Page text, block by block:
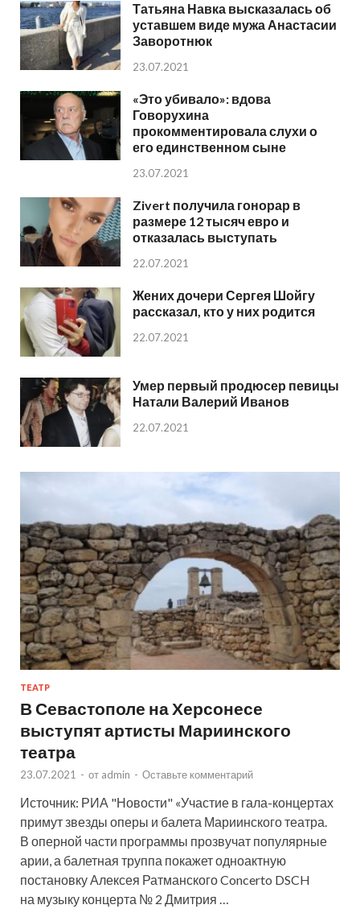
Татьяна Навка высказалась об
уставшем виде мужа Анастасии
Заворотнюк
23.07.2021
«Это убивало»: вдова
Говорухина
прокомментировала слухи о
его единственном сыне
23.07.2021
Zivert получила гонорар в
размере 12 тысяч евро и
отказалась выступать
22.07.2021
Жених дочери Сергея Шойгу
рассказал, кто у них родится
22.07.2021
Умер первый продюсер певицы
Натали Валерий Иванов
22.07.2021
ТЕАТР
В Севастополе на Херсонесе
выступят артисты Мариинского
театра
23.07.2021 - от admin - Оставьте комментарий
Источник: РИА "Новости" «Участие в гала-концертах
примут звезды оперы и балета Мариинского театра.
В оперной части программы прозвучат популярные
арии, а балетная труппа покажет одноактную
постановку Алексея Ратманского Concerto DSCH
на музыку концерта № 2 Дмитрия …